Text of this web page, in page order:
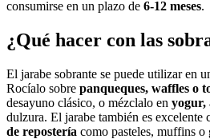
consumirse en un plazo de 6-12 meses.
¿Qué hacer con las
El jarabe sobrante se puede utilizar en
Rocíalo sobre panqueques, waffles o
desayuno clásico, o mézclalo en yogur,
dulzura. El jarabe también es excelente
de repostería como pasteles, muffins o